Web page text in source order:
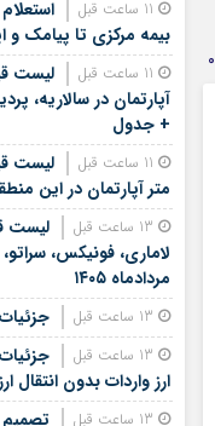
بیمه مرکزی تا پیامک و
لیست
آپارتمان در سالاریه،
+ جدول
لیست
متر آپارتمان در این
لیست
لاماری، فونیکس،
مردادماه ۱۴۰۵
ارز واردات بدون انتقال ارز
تصمیم